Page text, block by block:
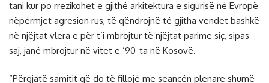
tani kur po rrezikohet e gjithë arkitektura e sigurisë në Evropë
nëpërmjet agresion rus, të qëndrojnë të gjitha vendet bashkë
në njëjtat vlera e për t’i mbrojtur të njëjtat parime siç, sipas
saj, janë mbrojtur në vitet e ’90-ta në Kosovë.
“Përgjatë samitit që do të fillojë me seancën plenare shumë